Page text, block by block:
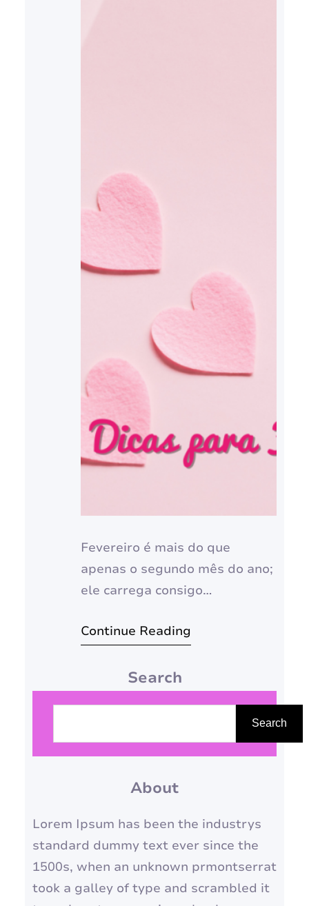
Fevereiro é mais do que
apenas o segundo mês do ano;
ele carrega consigo
desafios únicos. Para muitas
parecer curto e até passar
chance incrível de ajustar os
planos traçados em janeiro e
dar um novo impulso aos
Continue Reading
Search
s
a
r
Search
About
Lorem Ipsum has been the industrys
standard dummy text ever since the
1500s, when an unknown prmontserrat
took a galley of type and scrambled it